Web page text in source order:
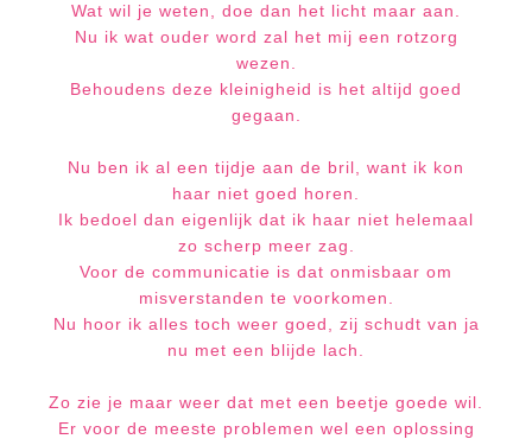
Wat wil je weten, doe dan het licht maar aan.
Nu ik wat ouder word zal het mij een rotzorg
wezen.
Behoudens deze kleinigheid is het altijd goed
gegaan.
Nu ben ik al een tijdje aan de bril, want ik kon
haar niet goed horen.
Ik bedoel dan eigenlijk dat ik haar niet helemaal
zo scherp meer zag.
Voor de communicatie is dat onmisbaar om
misverstanden te voorkomen.
Nu hoor ik alles toch weer goed, zij schudt van ja
nu met een blijde lach.
Zo zie je maar weer dat met een beetje goede wil.
Er voor de meeste problemen wel een oplossing